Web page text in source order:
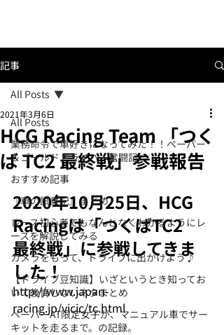
記事
All Posts
業務命令で車好きになってみた！！ペーパー
＆ゴールドドライバー奮闘記
おすすめ記事
『車の試乗記』まとめ
レース初心者でもなんとなくわかるようにレ
ースを解説してみる
カメラをもって、ドライブに出かけよう♪
【ドライブ豆知識】いざというとき知ってお
いて後悔しないネタまとめ
ペーパーAT限定女子が、マニュアル車でサー
キットを走るまで。の記録。
All Posts
HCG Racing Team 「つく
ば TC2 最終戦」参戦報告
2021年3月6日
2020年10月25日、HCG
Racingは「つくばTC2
最終戦」に参戦してきま
した！
http://www.japan-
racing.jp/vicic/tc.html